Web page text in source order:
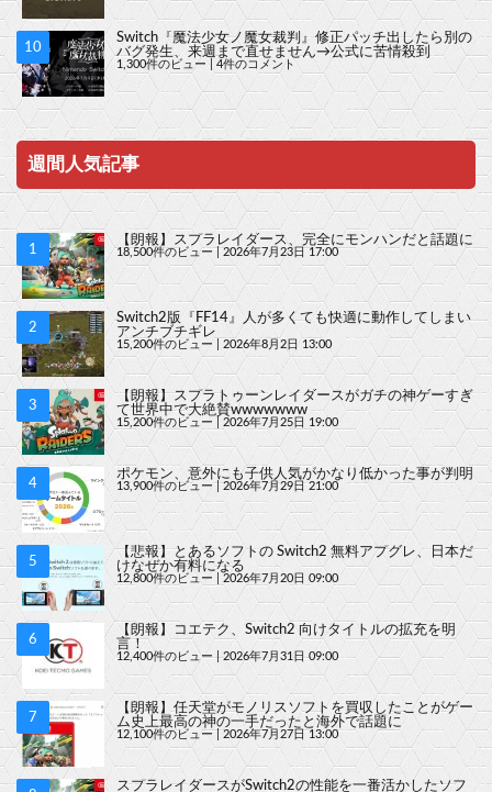
Switch『魔法少女ノ魔女裁判』修正パッチ出したら別の
バグ発生、来週まで直せません→公式に苦情殺到
1,300件のビュー 4件のコメント
週間人気記事
【朗報】スプラレイダース、完全にモンハンだと話題に
18,500件のビュー|2026年7月23日 17:00
Switch2版『FF14』人が多くても快適に動作してしまい
アンチブチギレ
15,200件のビュー 2026年8月2日 13:00
【朗報】スプラトゥーンレイダースがガチの神ゲーすぎ
て世界中で大絶賛wwwwwww
15,200件のビュー 2026年7月25日 19:00
ポケモン、意外にも子供人気がかなり低かった事が判明
13,900件のビュー|2026年7月29日 21:00
【悲報】とあるソフトの Switch2 無料アプグレ、日本だ
けなぜか有料になる
12,800件のビュー 2026年7月20日 09:00
【朗報】コエテク、Switch2 向けタイトルの拡充を明
言！
12,400件のビュー|2026年7月31日 09:00
【朗報】任天堂がモノリスソフトを買収したことがゲー
ム史上最高の神の一手だったと海外で話題に
12,100件のビュー|2026年7月27日 13:00
スプラレイダースがSwitch2の性能を一番活かしたソフ